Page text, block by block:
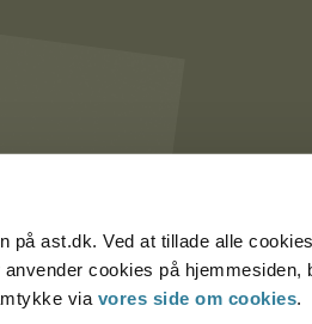
på ast.dk. Ved at tillade alle
cookies på hjemmesiden,
via vores side om cookies.